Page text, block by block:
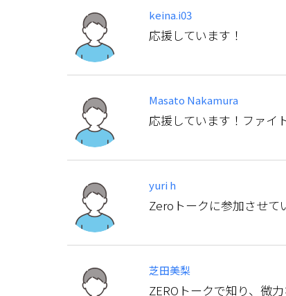
keina.i03
応援しています！
Masato Nakamura
応援しています！ファイ
yuri h
Zeroトークに参加させて
芝田美梨
ZEROトークで知り、微